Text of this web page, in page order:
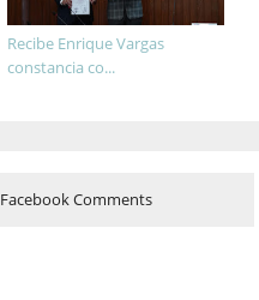
Recibe Enrique Vargas
constancia co...
Facebook Comments